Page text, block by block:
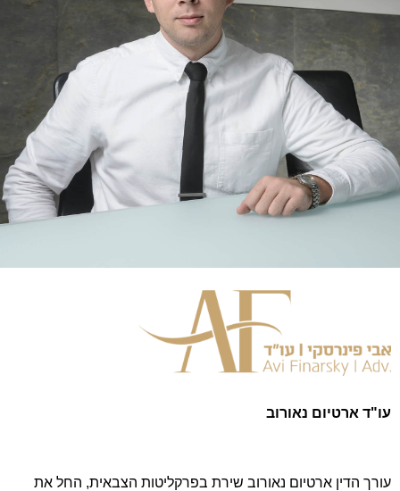
עו"ד ארטיום נאורוב
עורך הדין ארטיום נאורוב שירת בפרקליטות הצבאית, החל את